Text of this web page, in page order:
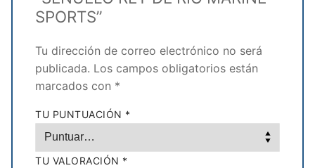
SPORTS”
Tu dirección de correo electrónico no será
publicada. Los campos obligatorios están
marcados con *
TU PUNTUACIÓN *
TU VALORACIÓN *